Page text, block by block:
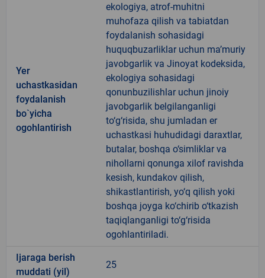
Yer
uchastkasidan
foydalanish
bo`yicha
ogohlantirish
ekologiya, atrof-muhitni
muhofaza qilish va tabiatdan
foydalanish sohasidagi
huquqbuzarliklar uchun ma’muriy
javobgarlik va Jinoyat kodeksida,
ekologiya sohasidagi
qonunbuzilishlar uchun jinoiy
javobgarlik belgilanganligi
to‘g‘risida, shu jumladan er
uchastkasi huhudidagi daraxtlar,
butalar, boshqa o‘simliklar va
nihollarni qonunga xilof ravishda
kesish, kundakov qilish,
shikastlantirish, yo‘q qilish yoki
boshqa joyga ko‘chirib o‘tkazish
taqiqlanganligi to‘g‘risida
ogohlantiriladi.
Ijaraga berish
muddati (yil)
25